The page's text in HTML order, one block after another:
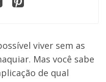
viver sem as
Mas você sabe
de qual